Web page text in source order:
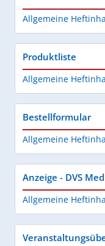
Allgemeine
Produktliste
Allgemeine
Bestellformular
Allgemeine
Anzeige - DVS
Allgemeine